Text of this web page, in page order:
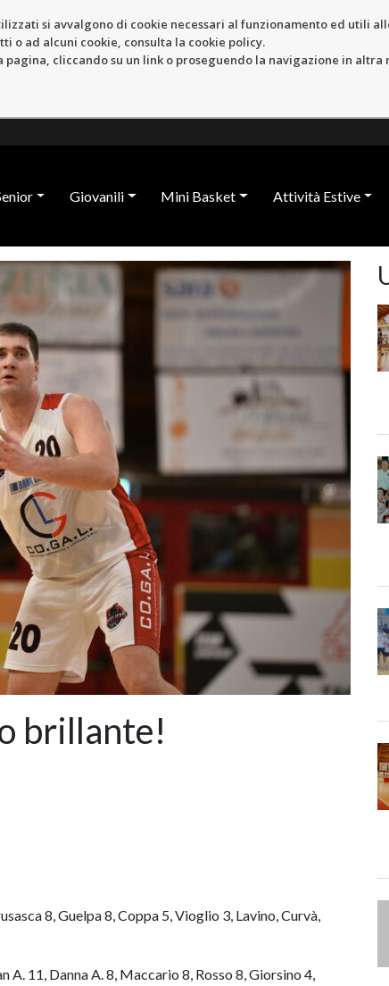
si avvalgono di cookie necessari al funzionamento ed utili
o ad alcuni cookie, consulta la cookie policy.
cliccando su un link o proseguendo la navigazione in altra
Giovanili Mini Basket Attività Estive
brillante!
8, Guelpa 8, Coppa 5, Vioglio 3, Lavino, Curvà,
A. 11, Danna A. 8, Maccario 8, Rosso 8, Giorsino 4,